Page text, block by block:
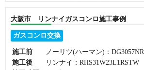
大阪市 リンナイガスコンロ施工事例
ガスコンロ交換
施工前
ノーリツ(ハーマン)：DG3057NR
施工後
リンナイ：RHS31W23L1RSTW